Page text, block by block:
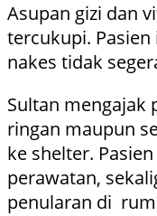
Asupan gizi dan
tercukupi.
nakes tidak
Sultan mengajak
ringan maupun
ke shelter.
perawatan,
penularan di